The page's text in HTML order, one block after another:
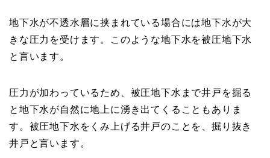
地下水が不透水層に挟まれている場合には地下水が大
きな圧力を受けます。このような地下水を被圧地下水
と言います。
圧力が加わっているため、被圧地下水まで井戸を掘る
と地下水が自然に地上に湧き出てくることもありま
す。被圧地下水をくみ上げる井戸のことを、掘り抜き
井戸と言います。